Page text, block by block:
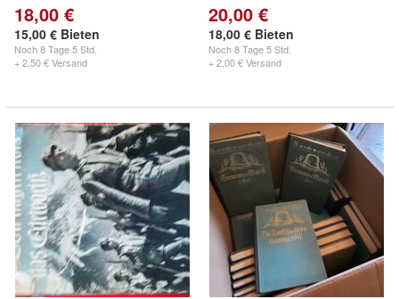
18,00 €
15,00 € Bieten
Noch8 Tage 5 Std.
+ 2,50 € Versand
20,00 €
18,00 € Bieten
Noch8 Tage 5 Std.
+ 2,00 € Versand